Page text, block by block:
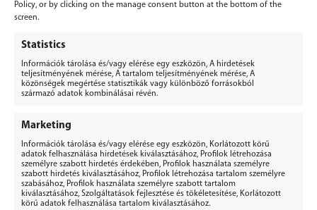
Policy, or by clicking on the manage consent button at the bottom of the
screen.
Statistics
Információk tárolása és/vagy elérése egy eszközön, A hirdetések
teljesítményének mérése, A tartalom teljesítményének mérése, A
közönségek megértése statisztikák vagy különböző forrásokból
származó adatok kombinálásai révén.
Marketing
Információk tárolása és/vagy elérése egy eszközön, Korlátozott körű
adatok felhasználása hirdetések kiválasztásához, Profilok létrehozása
személyre szabott hirdetés érdekében, Profilok használata személyre
szabott hirdetés kiválasztásához, Profilok létrehozása tartalom személyre
szabásához, Profilok használata személyre szabott tartalom
kiválasztásához, Szolgáltatások fejlesztése és tökéletesítése, Korlátozott
körű adatok felhasználása tartalom kiválasztásához.
Vélemény, hozzászólás?
Hozzászólás küldéséhezbe kell jelentkezni.
BERGEPEK.HU
KISGÉPÁRUHÁZ ÉS GÉPKÖLCSÖNZŐ
Bérgépek Gépáruház Kereskedelmi Kft.